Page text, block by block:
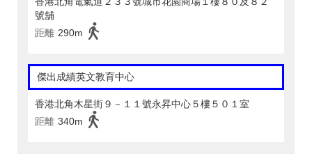
號舖
距離 290m
傑出成績英文教育中心
香港北角木星街９－１１號永昇中心５樓５０１室
距離 340m